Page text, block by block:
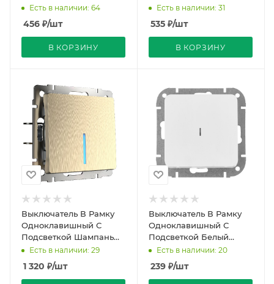
матовый IP20 10А 250В
Zena Vega El-BI
Есть в наличии: 64
456 ₽/шт
В КОРЗИНУ
Серебряный IP20 10А
250В Werkel
Есть в наличии: 31
535 ₽/шт
В КОРЗИНУ
Выключатель В Рамку
Одноклавишный С
Подсветкой Шампань
рифленый IP20 10А 250В
Есть в наличии: 29
1 320 ₽/шт
Выключатель В Рамку
Одноклавишный С
Подсветкой Белый
глянцевый IP20 10А
Есть в наличии: 20
239 ₽/шт